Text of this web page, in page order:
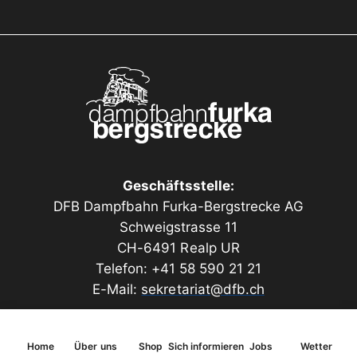
Home Über uns Shop Sich informieren Jobs Wetter
Geschäftsstelle:
DFB Dampfbahn Furka-Bergstrecke AG
Schweigstrasse 11
CH-6491 Realp UR
Telefon: +41 58 590 21 21
E-Mail: sekretariat@dfb.ch